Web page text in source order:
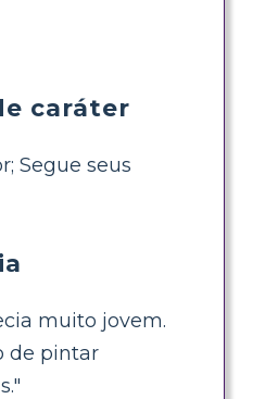
caráter
Segue seus
muito jovem.
de pintar